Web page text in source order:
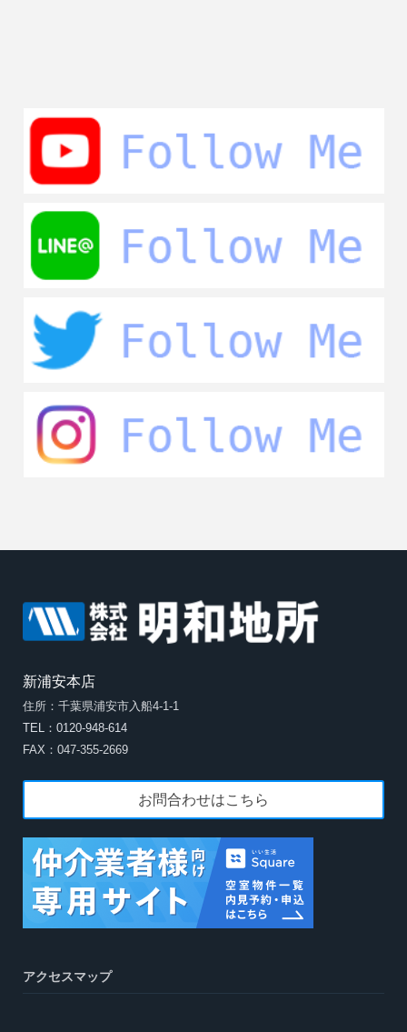
新浦安本店
住所：千葉県浦安市入船4-1-1
TEL：0120-948-614
FAX：047-355-2669
お問合わせはこちら
アクセスマップ